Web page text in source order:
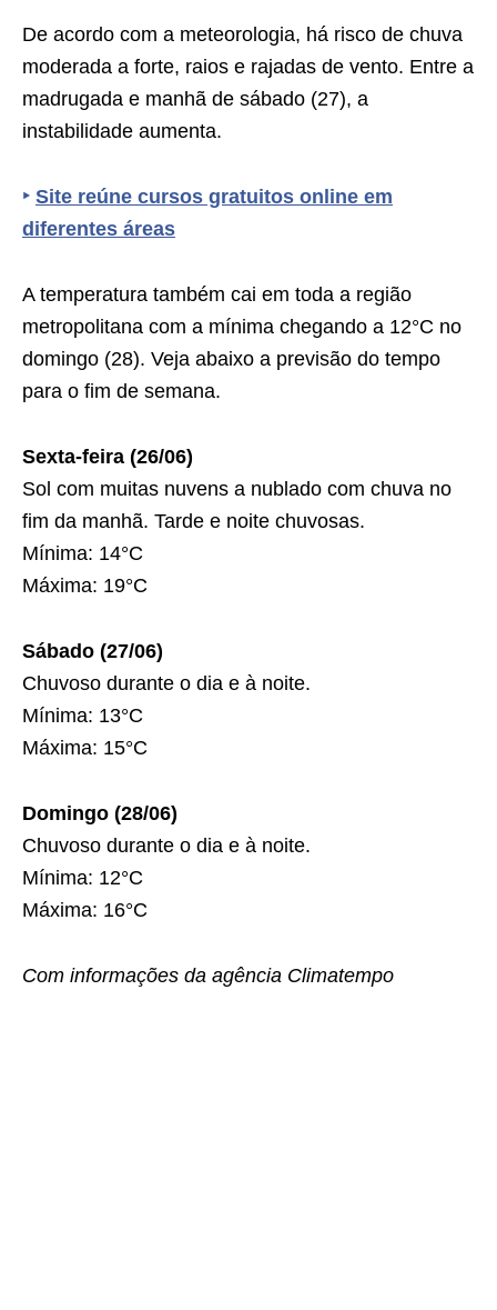
De acordo com a meteorologia, há risco de chuva
moderada a forte, raios e rajadas de vento. Entre a
madrugada e manhã de sábado (27), a
instabilidade aumenta.
‣ Site reúne cursos gratuitos online em
diferentes áreas
A temperatura também cai em toda a região
metropolitana com a mínima chegando a 12°C no
domingo (28). Veja abaixo a previsão do tempo
para o fim de semana.
Sexta-feira (26/06)
Sol com muitas nuvens a nublado com chuva no
fim da manhã. Tarde e noite chuvosas.
Mínima: 14°C
Máxima: 19°C
Sábado (27/06)
Chuvoso durante o dia e à noite.
Mínima: 13°C
Máxima: 15°C
Domingo (28/06)
Chuvoso durante o dia e à noite.
Mínima: 12°C
Máxima: 16°C
Com informações da agência Climatempo